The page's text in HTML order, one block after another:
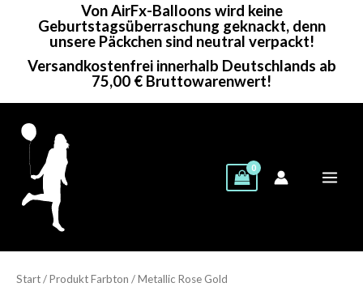
Von AirFx-Balloons wird keine
Geburtstagsüberraschung geknackt, denn
unsere Päckchen sind neutral verpackt!
Versandkostenfrei innerhalb Deutschlands ab
75,00 € Bruttowarenwert!
Start/ Produkt Farbton / Metallic Rose Gold